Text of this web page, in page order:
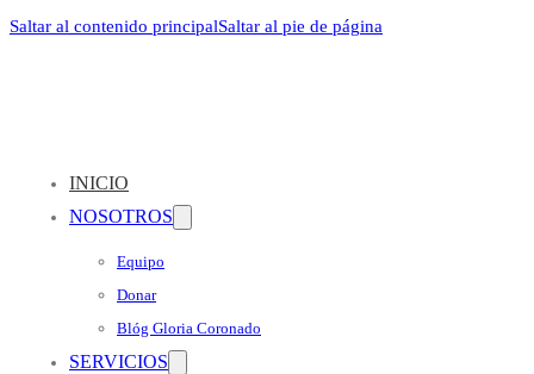
Saltar al contenido principalSaltar al pie de página
INICIO
NOSOTROS
Equipo
Donar
Blóg Gloria Coronado
SERVICIOS